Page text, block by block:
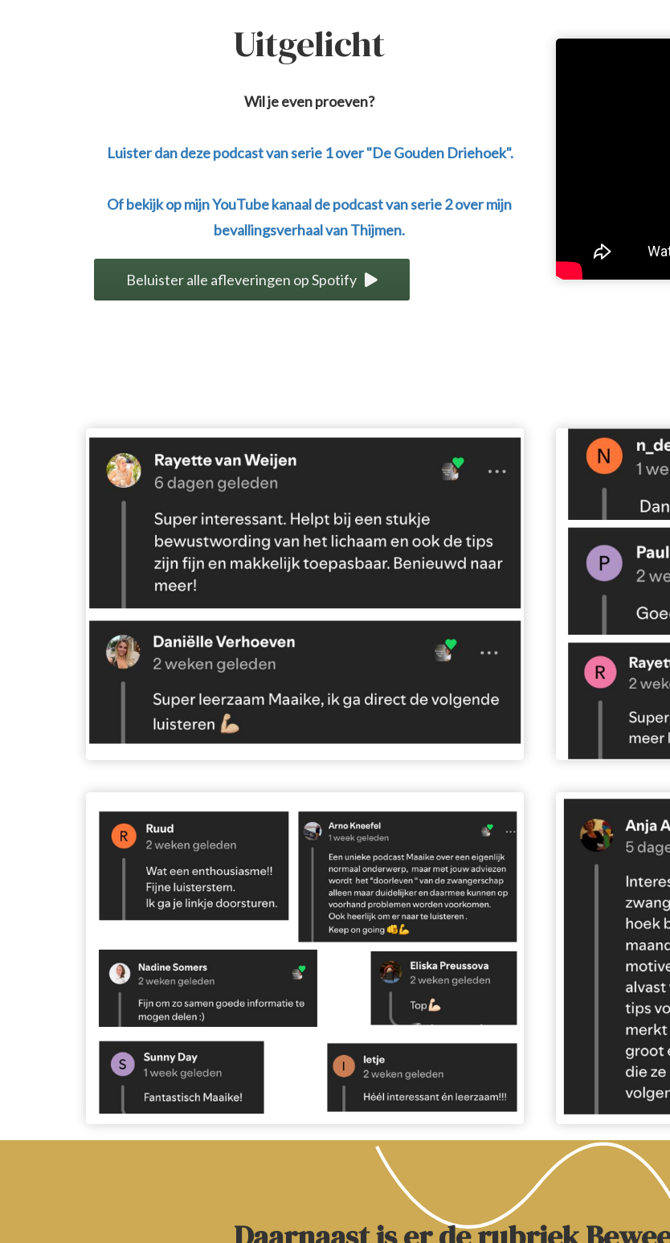
Uitgelicht
Wil je even proeven?
Luister dan deze podcast van serie 1 over "De Gouden Driehoek".
Of bekijk op mijn YouTube kanaal de podcast van serie 2 over mijn
bevallingsverhaal van Thijmen.
Beluister alle afleveringen op Spotify